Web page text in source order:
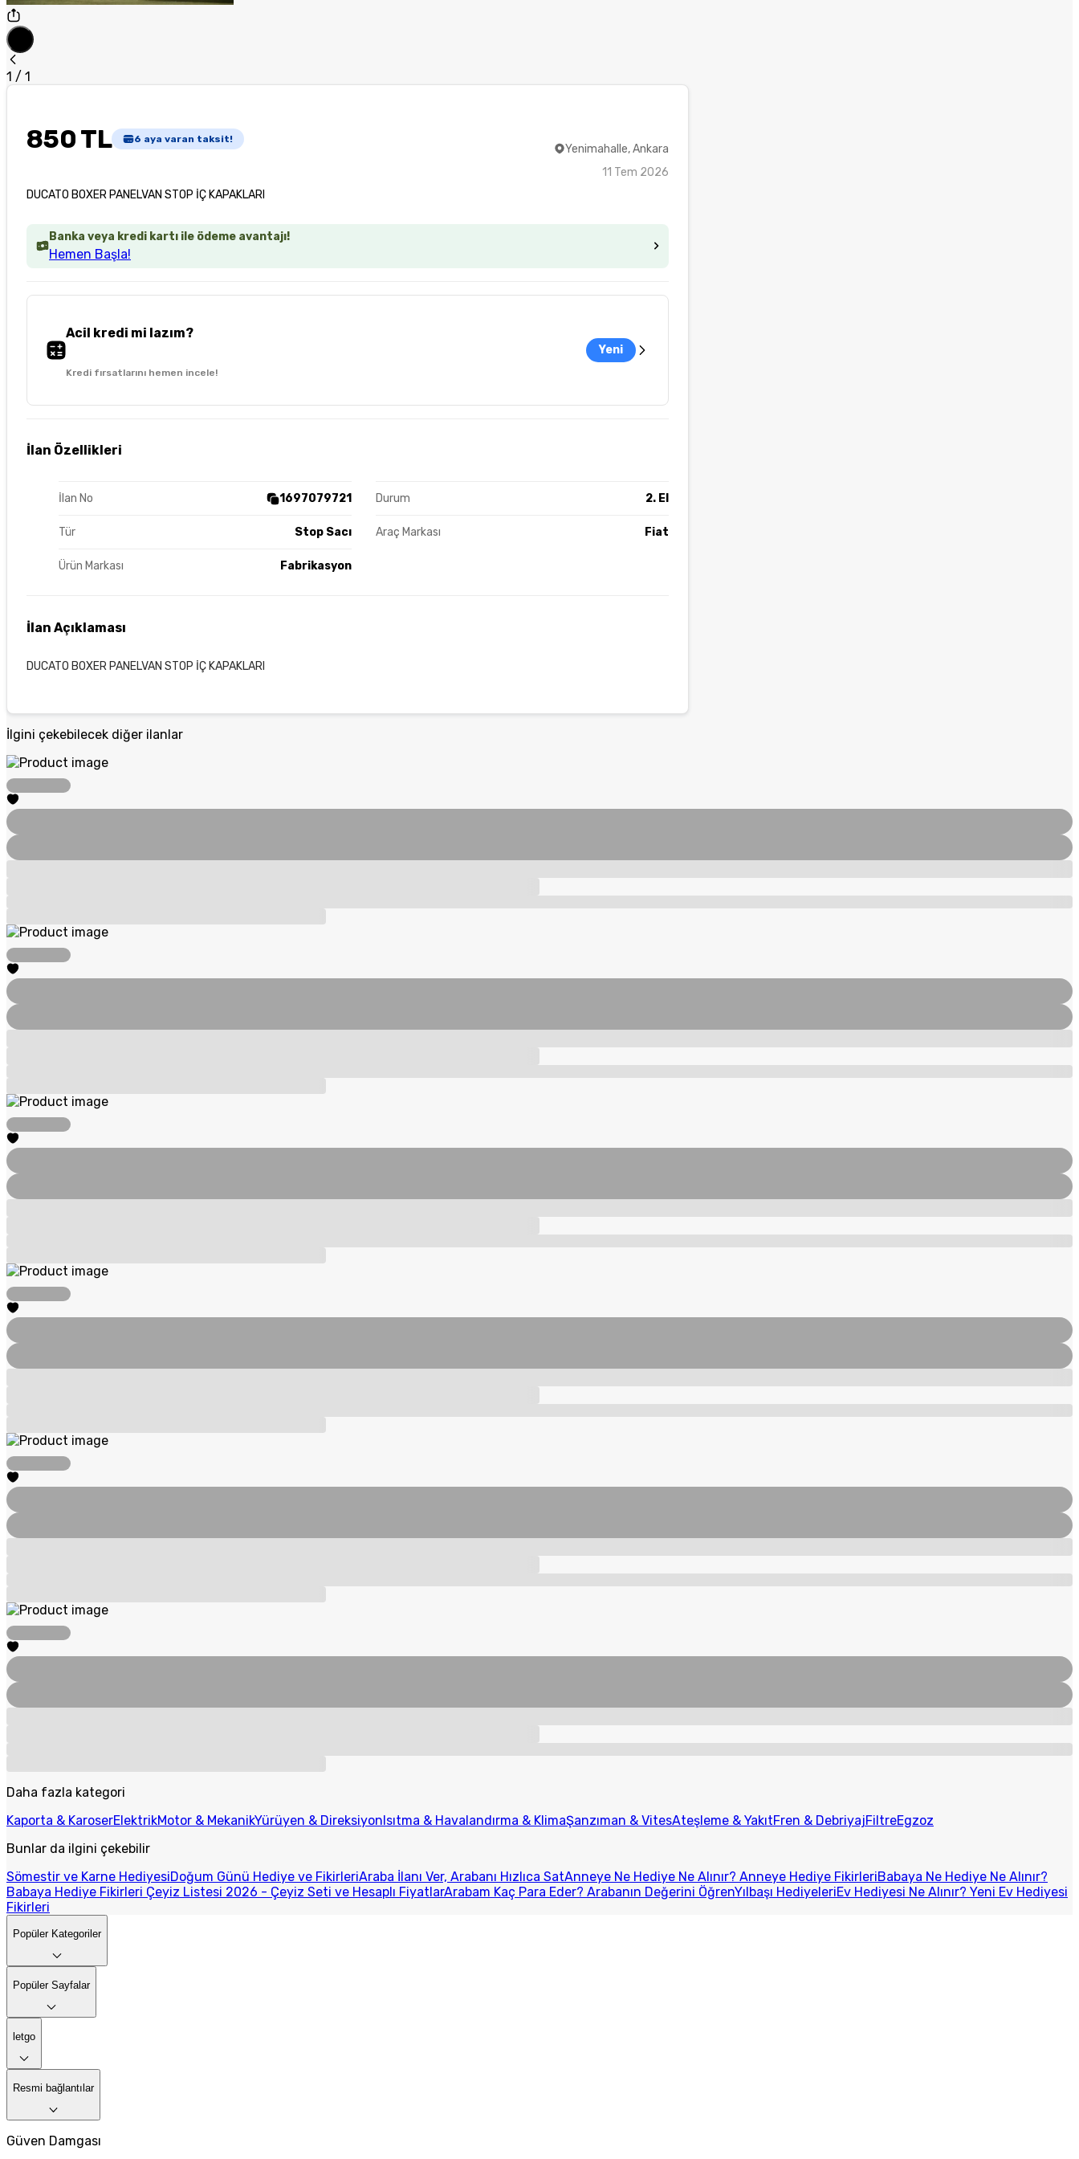
1 / 1
850 TL 6 aya varan taksit!
DUCATO BOXER PANELVAN STOP İÇ KAPAKLARI
Yenimahalle, Ankara
11 Tem 2026
Banka veya kredi kartı ile ödeme avantajı!
Hemen Başla!
Acil kredi mi lazım?
Kredi fırsatlarını hemen incele!
Yeni
İlan Özellikleri
İlan No 1697079721 Durum 2. El
Tür Stop Sacı Araç Markası Fiat
Ürün Markası Fabrikasyon
İlan Açıklaması
DUCATO BOXER PANELVAN STOP İÇ KAPAKLARI
İlgini çekebilecek diğer ilanlar
Daha fazla kategori
Kaporta & KaroserElektrikMotor & MekanikYürüyen & DireksiyonIsıtma & Havalandırma & KlimaŞanzıman & VitesAteşleme & YakıtFren & DebriyajFiltreEgzoz
Bunlar da ilgini çekebilir
Sömestir ve Karne HediyesiDoğum Günü Hediye ve FikirleriAraba İlanı Ver, Arabanı Hızlıca SatAnneye Ne Hediye Ne Alınır? Anneye Hediye FikirleriBabaya Ne Hediye Ne Alınır?
Babaya Hediye Fikirleri Çeyiz Listesi 2026 - Çeyiz Seti ve Hesaplı FiyatlarArabam Kaç Para Eder? Arabanın Değerini ÖğrenYılbaşı HediyeleriEv Hediyesi Ne Alınır? Yeni Ev Hediyesi
Fikirleri
Popüler Kategoriler
Popüler Sayfalar
letgo
Resmi bağlantılar
Güven Damgası